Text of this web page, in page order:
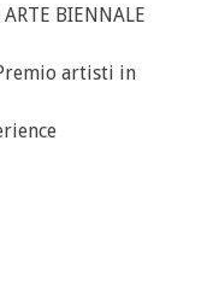
BIENNALE
artisti in